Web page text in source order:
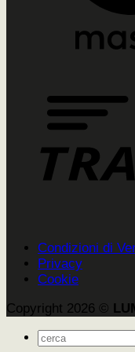
Condizioni di
Privacy
Cookie
Copyright 2026 ©
Cerca: